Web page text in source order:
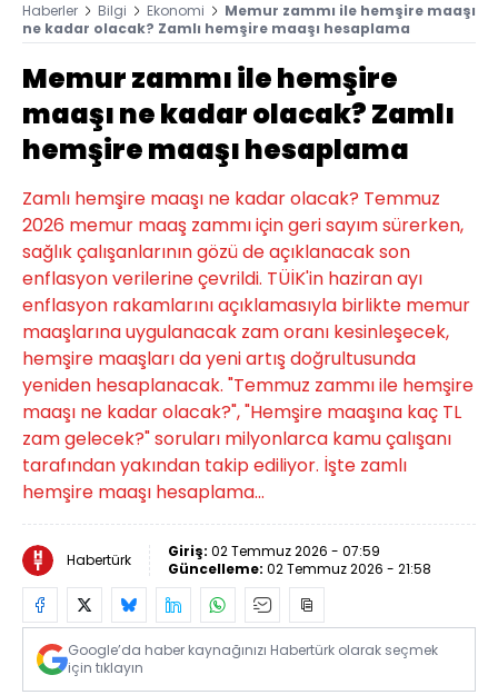
Haberler Bilgi Ekonomi
Memur zammı ile hemşire maaşı
ne kadar olacak? Zamlı hemşire maaşı hesaplama
Memur zammı ile hemşire
maaşı ne kadar olacak? Zamlı
hemşire maaşı hesaplama
Zamlı hemşire maaşı ne kadar olacak? Temmuz
2026 memur maaş zammı için geri sayım sürerken,
sağlık çalışanlarının gözü de açıklanacak son
enflasyon verilerine çevrildi. TÜİK'in haziran ayı
enflasyon rakamlarını açıklamasıyla birlikte memur
maaşlarına uygulanacak zam oranı kesinleşecek,
hemşire maaşları da yeni artış doğrultusunda
yeniden hesaplanacak. "Temmuz zammı ile hemşire
maaşı ne kadar olacak?", "Hemşire maaşına kaç TL
zam gelecek?" soruları milyonlarca kamu çalışanı
tarafından yakından takip ediliyor. İşte zamlı
hemşire maaşı hesaplama...
Habertürk Giriş: 02 Temmuz 2026 - 07:59
Güncelleme: 02 Temmuz 2026 - 21:58
Google’da haber kaynağınızı Habertürk olarak seçmek
için tıklayın